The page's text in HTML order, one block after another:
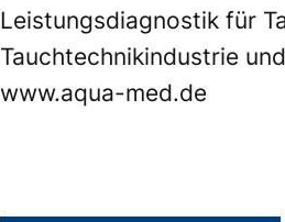
Leistungsdiagnostik für
Tauchtechnikindustrie
www.aqua-med.de